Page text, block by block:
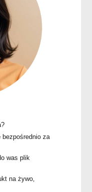
bezpośrednio za
was plik
na żywo,